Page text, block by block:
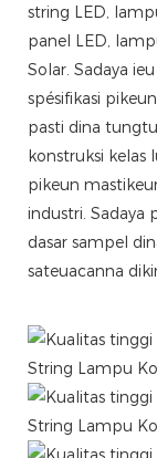
string LED,
panel LED,
Solar. Sadaya
spésifikasi
pasti dina
konstruksi kelas
pikeun
industri. Sadaya
dasar sampel
sateuacanna